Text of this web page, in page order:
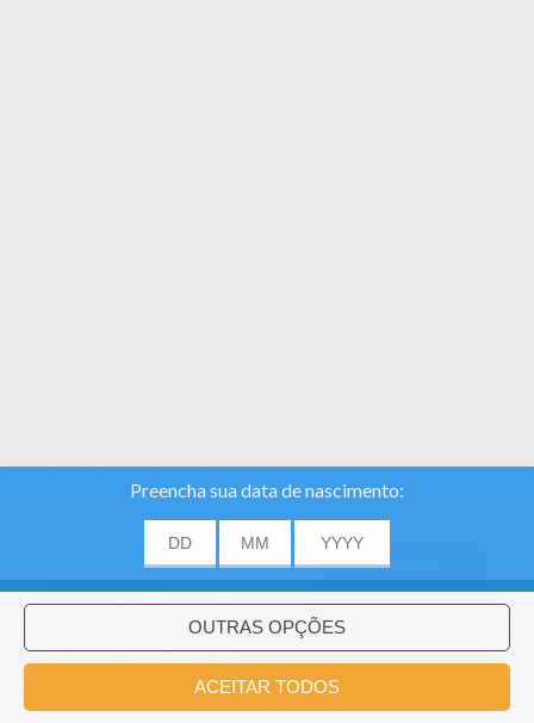
para analisar o tráfego e
dar aos nossos
experiência do usuário.
fornecemos
informações sobre o
uso de nosso site
nossos parceiros de
publicidade e análise.
ACEITAR